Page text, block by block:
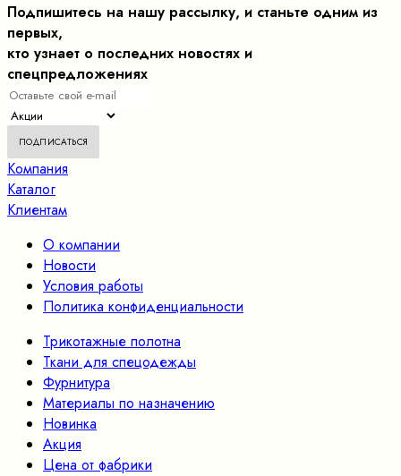
Подпишитесь на нашу рассылку, и станьте одним из
первых,
кто узнает о последних новостях и
спецпредложениях
Компания
Каталог
Клиентам
О компании
Новости
Условия работы
Политика конфиденциальности
Трикотажные полотна
Ткани для спецодежды
Фурнитура
Материалы по назначению
Новинка
Акция
Цена от фабрики